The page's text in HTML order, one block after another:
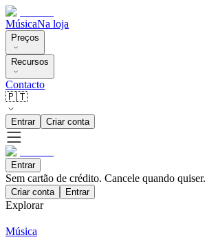
MúsicaNa loja
Preços
Recursos
Contacto
🇵🇹
Entrar Criar conta
Entrar
Sem cartão de crédito. Cancele quando quiser.
Criar conta Entrar
Explorar
Música